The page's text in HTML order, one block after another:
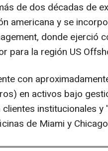
de dos décadas de
americana y se
donde ejerció
para la región US
con
en activos bajo
institucionales y
de Miami y